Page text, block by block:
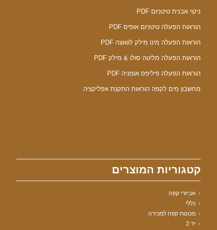
ניקוי אבנית טיטניום PDF
הוראות הפעלה טיטניום אופיס PDF
הוראות הפעלה מינו מילק לוואצה PDF
הוראות הפעלה מליטה סולו & מילק PDF
הוראות הפעלה פיליפס אומניה PDF
מחשבון מים לקפה הוראות התקנת אפליקציה
קטגוריות המוצרים
אביזרי קפה
כללי
מכונות קפה למכירה
יד 2